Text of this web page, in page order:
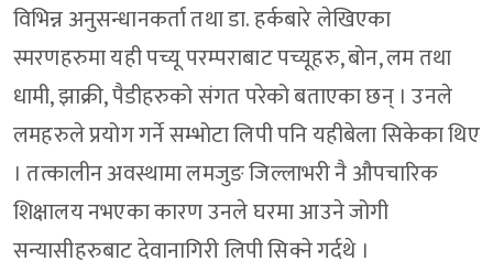
विभिन्न अनुसन्धानकर्ता तथा डा. हर्कबारे लेखिएका
स्मरणहरुमा यही पच्यू परम्पराबाट पच्यूहरु, बोन, लम तथा
धामी, झाक्री, पैडीहरुको संगत परेको बताएका छन् । उनले
लमहरुले प्रयोग गर्ने सम्भोटा लिपी पनि यहीबेला सिकेका थिए
। तत्कालीन अवस्थामा लमजुङ जिल्लाभरी नै औपचारिक
शिक्षालय नभएका कारण उनले घरमा आउने जोगी
सन्यासीहरुबाट देवानागिरी लिपी सिक्ने गर्दथे ।